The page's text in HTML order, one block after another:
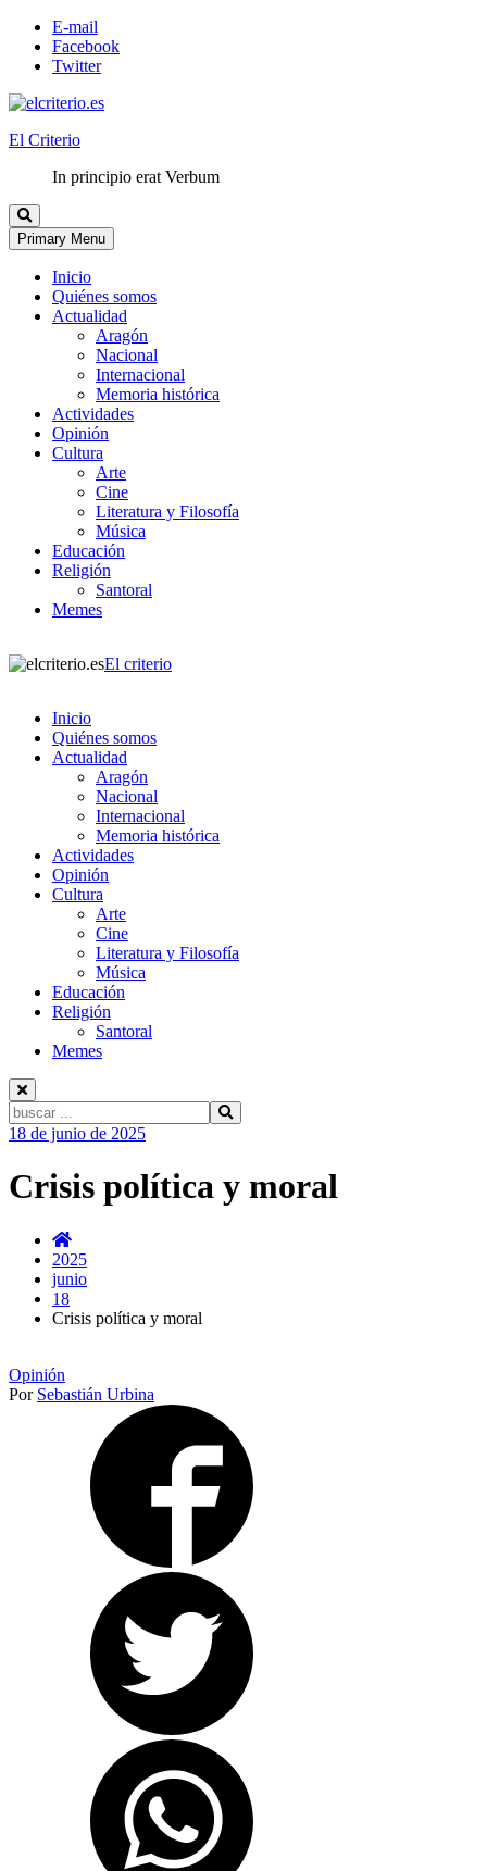
E-mail
Facebook
Twitter
El Criterio
In principio erat Verbum
Primary Menu
Inicio
Quiénes somos
Actualidad
Aragón
Nacional
Internacional
Memoria histórica
Actividades
Opinión
Cultura
Arte
Cine
Literatura y Filosofía
Música
Educación
Religión
Santoral
Memes
El criterio
Inicio
Quiénes somos
Actualidad
Aragón
Nacional
Internacional
Memoria histórica
Actividades
Opinión
Cultura
Arte
Cine
Literatura y Filosofía
Música
Educación
Religión
Santoral
Memes
Buscar:
Ir
contenido
18 de junio de 2025
Crisis política y moral
2025
junio
18
Crisis política y moral
Opinión
Por Sebastián Urbina